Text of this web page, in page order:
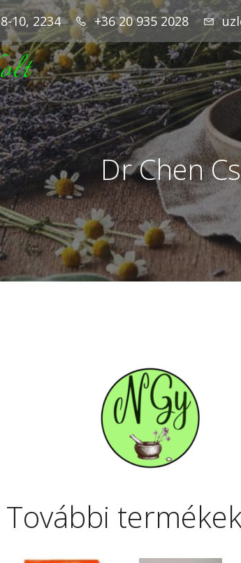
10, 2234 +36 20 935 2028
Dr Chen
További